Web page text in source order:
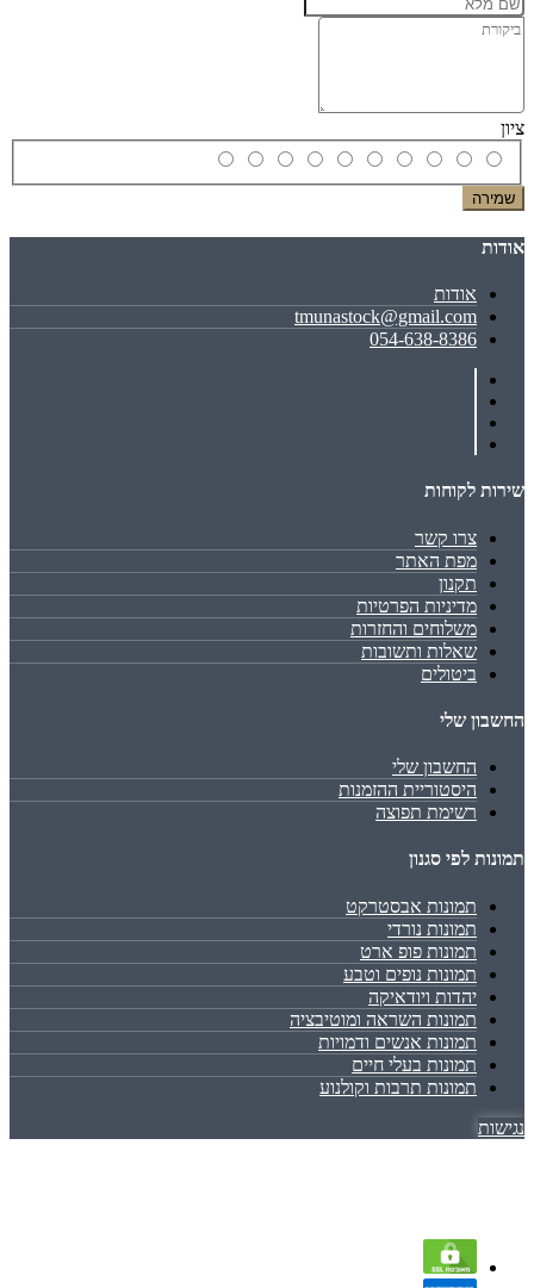
ציון
שמירה
אודות
אודות
tmunastock@gmail.com
054-638-8386
שירות לקוחות
צרו קשר
מפת האתר
תקנון
מדיניות הפרטיות
משלוחים והחזרות
שאלות ותשובות
ביטולים
החשבון שלי
החשבון שלי
היסטוריית ההזמנות
רשימת תפוצה
תמונות לפי סגנון
תמונות אבסטרקט
תמונות נורדי
תמונות פופ ארט
תמונות נופים וטבע
יהדות ויודאיקה
תמונות השראה ומוטיבציה
תמונות אנשים ודמויות
תמונות בעלי חיים
תמונות תרבות וקולנוע
נגישות